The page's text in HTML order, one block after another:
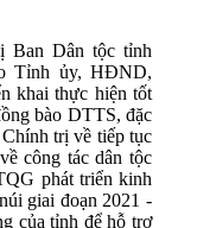
Ban Dân tộc tỉnh
Tỉnh ủy, HĐND,
khai thực hiện tốt
bào DTTS, đặc
trị về tiếp tục
công tác dân tộc
phát triển kinh
giai đoạn 2021 -
của tỉnh để hỗ trợ